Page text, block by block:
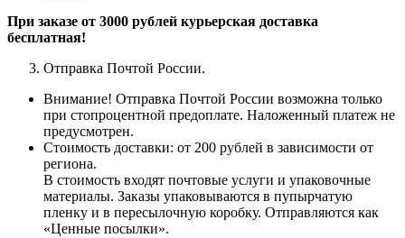
При заказе от 3000 рублей курьерская доставка
бесплатная!
Отправка Почтой России.
Внимание! Отправка Почтой России возможна только
при стопроцентной предоплате. Наложенный платеж не
предусмотрен.
Стоимость доставки: от 200 рублей в зависимости от
региона.
В стоимость входят почтовые услуги и упаковочные
материалы. Заказы упаковываются в пупырчатую
пленку и в пересылочную коробку. Отправляются как
«Ценные посылки».